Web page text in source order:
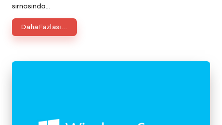
sırnasında…
Daha Fazlası...